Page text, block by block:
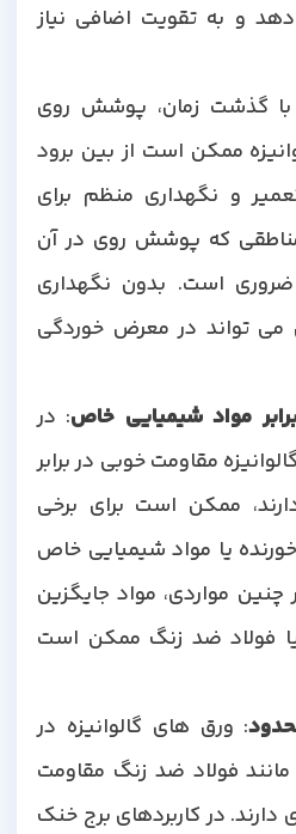
و به تقویت اضافی نیاز
گذشت زمان، پوشش روی
ممکن است از بین برود
و نگهداری منظم برای
که پوشش روی در آن
است. بدون نگهداری
می تواند در معرض خوردگی
مواد شیمیایی خاص: در
مقاومت خوبی در برابر
ممکن است برای برخی
یا مواد شیمیایی خاص
مواردی، مواد جایگزین
یا فولاد ضد زنگ ممکن است
: ورق های گالوانیزه در
فولاد ضد زنگ مقاومت
دارند. در کاربردهای برج خنک